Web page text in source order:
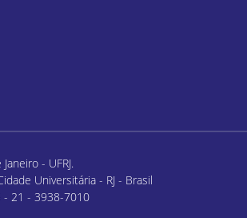
- UFRJ.
Universitária - RJ - Brasil
- 21 - 3938-7010